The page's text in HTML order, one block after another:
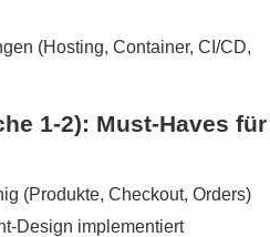
(Hosting, Container, CI/CD,
1-2): Must-Haves für
(Produkte, Checkout, Orders)
Design implementiert